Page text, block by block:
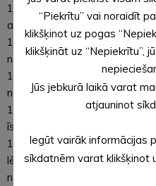
13. Par līdzekļu piešķiršanu
autotransporta remontam.
14. Par līdzekļu izdalīšanu no
neparedzētiem gadījumiem.
15. Par līdzekļu piešķiršanu
nekustamā īpašuma
16. Par investīcijas projekta
īstenošanai.
17. Par grozījumiem
lēmumā Nr.476 “Par amata
novada pašvaldībā”.
“Piekrītu” vai noraidīt
klikšķinot uz pogas
klikšķināt uz “Nepiekrītu”,
Jūs jebkurā laikā varat
atjauninot
Iegūt vairāk informācijas
sīkdatnēm varat klikšķinot